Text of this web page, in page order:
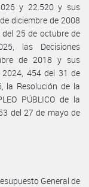
y 22.520 y sus
diciembre de 2008
25 de octubre de
las Decisiones
de 2018 y sus
454 del 31 de
la Resolución de la
PÚBLICO de la
del 27 de mayo de
General de